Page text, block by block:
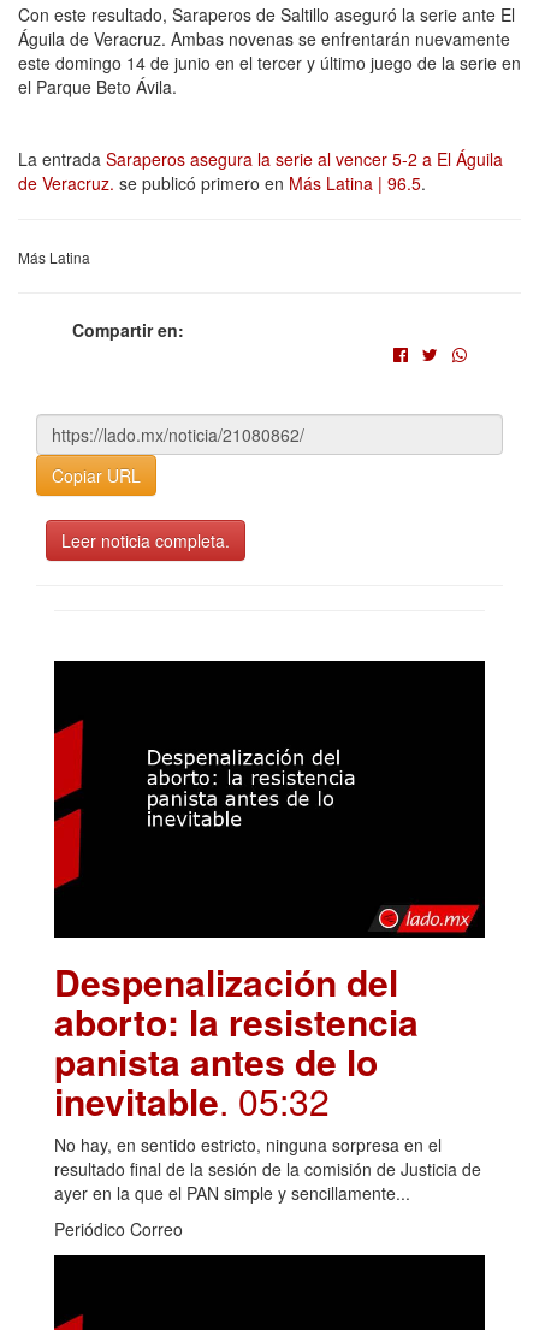
Con este resultado, Saraperos de Saltillo aseguró la serie ante El
Águila de Veracruz. Ambas novenas se enfrentarán nuevamente
este domingo 14 de junio en el tercer y último juego de la serie en
el Parque Beto Ávila.
La entrada Saraperos asegura la serie al vencer 5-2 a El Águila
de Veracruz. se publicó primero en Más Latina | 96.5.
Más Latina
Compartir en:
Copiar URL
Leer noticia completa.
Despenalización del
aborto: la resistencia
panista antes de lo
inevitable. 05:32
No hay, en sentido estricto, ninguna sorpresa en el
resultado final de la sesión de la comisión de Justicia de
ayer en la que el PAN simple y sencillamente...
Periódico Correo